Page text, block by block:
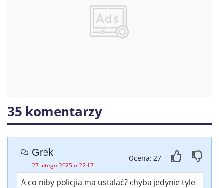
35 komentarzy
Grek
27 lutego 2025 o 22:17
Ocena: 27
A co niby policjia ma ustalać? chyba jedynie tyle